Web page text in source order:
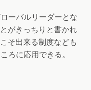
ーバルリーダーとな
がきっちりと書かれ
そ出来る制度なども
ろに応用できる。